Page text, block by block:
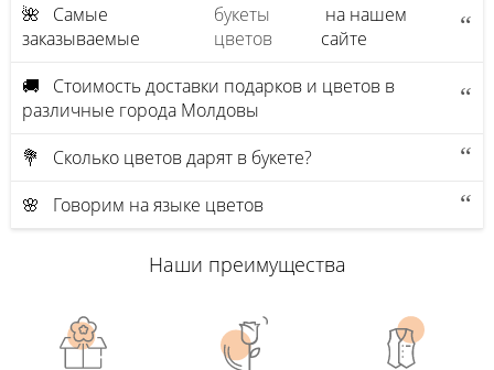
🌺 Самые
заказываемые
букеты
цветов
на нашем
сайте
🚚 Стоимость доставки подарков и цветов в
различные города Молдовы
💐 Сколько цветов дарят в букете?
🌸 Говорим на языке цветов
Наши преимущества